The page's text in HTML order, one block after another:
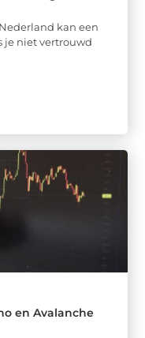
kan een
je niet vertrouwd
en Avalanche